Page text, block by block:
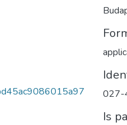
027-
Is